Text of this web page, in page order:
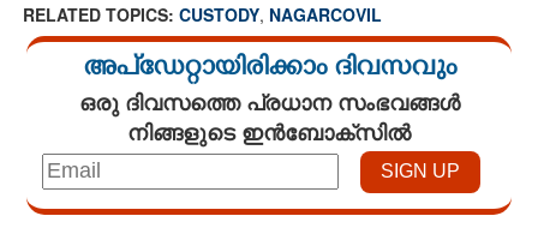
RELATED TOPICS: CUSTODY, NAGARCOVIL
അപ്ഡേറ്റായിരിക്കാം ദിവസവും
ഒരു ദിവസത്തെ പ്രധാന സംഭവങ്ങൾ
നിങ്ങളുടെ ഇൻബോക്സിൽ